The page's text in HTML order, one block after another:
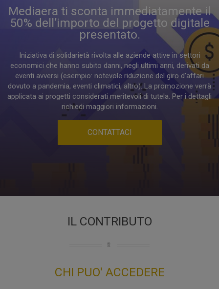
Mediaera ti sconta immediatamente il
50% dell’importo del progetto digitale
presentato.
Iniziativa di solidarietà rivolta alle aziende attive in settori
economici che hanno subito danni, negli ultimi anni, derivati da
eventi avversi (esempio: notevole riduzione del giro d'affari
dovuto a pandemia, eventi climatici, altro). La promozione verrà
applicata ai progetti considerati meritevoli di tutela. Per i dettagli
richiedi maggiori informazioni.
CONTATTACI
IL CONTRIBUTO
CHI PUO' ACCEDERE